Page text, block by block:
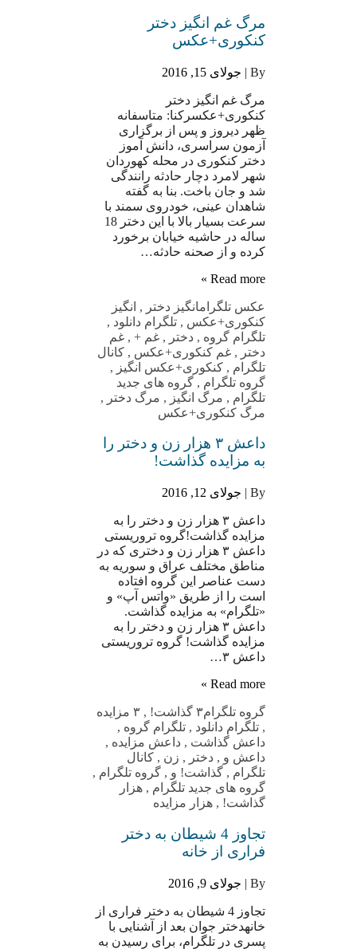
مرگ غم انگیز دختر
کنکوری+عکس
By | جولای 15, 2016
مرگ غم انگیز دختر
کنکوری+عکسرکنا: متاسفانه
ظهر دیروز و پس از برگزاری
آزمون سراسری، دانش آموز
دختر کنکوری در محله کهوردان
شهر لامرد دچار حادثه رانندگی
شد و جان باخت. بنا به گفته
شاهدان عینی، خودروی سمند با
سرعت بسیار بالا با این دختر 18
ساله در حاشیه خیابان برخورد
کرده و از صحنه حادثه…
Read more »
عکس تلگرامانگیز دختر , انگیز
کنکوری+عکس , تلگرام دانلود ,
تلگرام گروه , دختر , غم +, غم
دختر , غم کنکوری+عکس , کانال
تلگرام , کنکوری+عکس انگیز ,
گروه تلگرام , گروه های جدید
تلگرام , مرگ انگیز , مرگ دختر ,
مرگ کنکوری+عکس
داعش ۳ هزار زن و دختر را
به مزایده گذاشت!
By | جولای 12, 2016
داعش ۳ هزار زن و دختر را به
مزایده گذاشت!گروه تروریستی
داعش ۳ هزار زن و دختری که در
مناطق مختلف عراق و سوریه به
دست عناصر این گروه افتاده
است را از طریق «واتس آپ» و
«تلگرام» به مزایده گذاشت.
داعش ۳ هزار زن و دختر را به
مزایده گذاشت! گروه تروریستی
داعش ۳…
Read more »
گروه تلگرام۳ گذاشت! , ۳ مزایده
, تلگرام دانلود , تلگرام گروه ,
داعش گذاشت , داعش مزایده ,
داعش و , دختر , زن , کانال
تلگرام , گذاشت! و , گروه تلگرام ,
گروه های جدید تلگرام , هزار
گذاشت! , هزار مزایده
تجاوز 4 شیطان به دختر
فراری از خانه
By | جولای 9, 2016
تجاوز 4 شیطان به دختر فراری از
خانهدختر جوان بعد از آشنایی با
پسری در تلگرام، برای رسیدن به